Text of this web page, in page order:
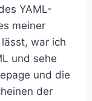
YAML-
meiner
war ich
und sehe
und die
der